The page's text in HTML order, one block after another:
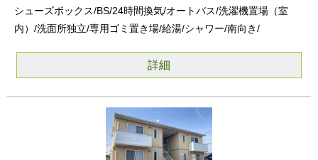
シューズボックス/BS/24時間換気/オートバス/洗濯機置場（室
内）/洗面所独立/専用ゴミ置き場/給湯/シャワー/南向き/
詳細